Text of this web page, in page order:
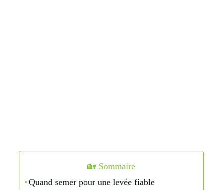
🏡 Sommaire
Quand semer pour une levée fiable